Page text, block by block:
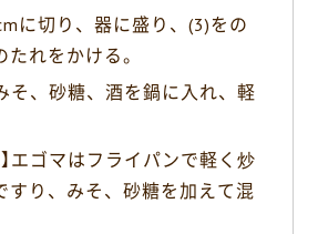
に切り、器に盛り、(3)をの
れをかける。
みそ、砂糖、酒を鍋に入れ、軽
】エゴマはフライパンで軽く炒
すり、みそ、砂糖を加えて混